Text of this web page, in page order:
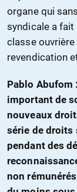
organe qui
syndicale a fait
classe
revendication
Pablo Abufom
important de
nouveaux
série de droits
pendant des
non